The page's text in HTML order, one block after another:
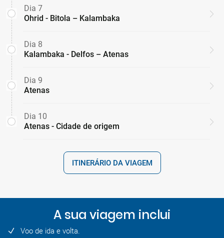
Dia 7
Ohrid - Bitola – Kalambaka
Dia 8
Kalambaka - Delfos – Atenas
Dia 9
Atenas
Dia 10
Atenas - Cidade de origem
ITINERÁRIO DA VIAGEM
A sua viagem inclui
Voo de ida e volta.